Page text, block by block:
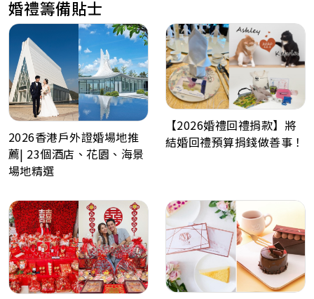
打點。讓我們以新娘的心，為您打造一個畢生難忘的完美婚禮。
婚禮籌備貼士
2026香港戶外證婚場地推
薦| 23個酒店、花園、海景
場地精選
【2026婚禮回禮捐款】將
結婚回禮預算捐錢做善事！